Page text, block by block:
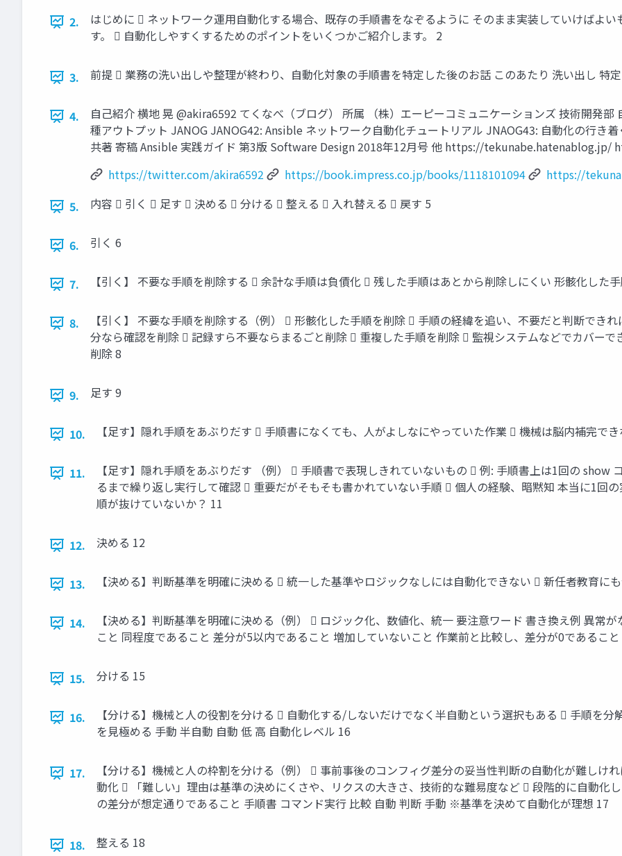
2.
はじめに  ネットワーク運用自動化する場合、既存の手順書をなぞるように そのまま実装していけばよ
す。  自動化しやすくするためのポイントをいくつかご紹介します。 2
3. 前提  業務の洗い出しや整理が終わり、自動化対象の手順書を特定した後のお話 このあたり 洗い出し 特
4.
自己紹介 横地 晃 @akira6592 てくなべ（ブログ） 所属 （株）エーピーコミュニケーションズ 技術開発
種アウトプット JANOG JANOG42: Ansible ネットワーク自動化チュートリアル JNAOG43: 自動化の行き
共著 寄稿 Ansible 実践ガイド 第3版 Software Design 2018年12月号 他 https://
https://twitter.com/akira6592
https://book.impress.co.jp/books/1118101094
https://
5.
内容  引く  足す  決める  分ける  整える  入れ替える  戻す 5
6. 引く 6
7. 【引く】 不要な手順を削除する  余計な手順は負債化  残した手順はあとから削除しにくい 形骸化した
8.
【引く】 不要な手順を削除する（例）  形骸化した手順を削除  手順の経緯を追い、不要だと判断でき
分なら確認を削除  記録すら不要ならまるごと削除  重複した手順を削除  監視システムなどでカバー
削除 8
9. 足す 9
10. 【足す】隠れ手順をあぶりだす  手順書になくても、人がよしなにやっていた作業  機械は脳内補完で
11.
【足す】隠れ手順をあぶりだす （例）  手順書で表現しきれていないもの  例: 手順書上は1回の show
るまで繰り返し実行して確認  重要だがそもそも書かれていない手順  個人の経験、暗黙知 本当に1回
順が抜けていないか？ 11
12. 決める 12
13. 【決める】判断基準を明確に決める  統一した基準やロジックなしには自動化できない  新任者教育
14.
【決める】判断基準を明確に決める（例）  ロジック化、数値化、統一 要注意ワード 書き換え例 異常
こと 同程度であること 差分が5以内であること 増加していないこと 作業前と比較し、差分が0であるこ
15. 分ける 15
16.
【分ける】機械と人の役割を分ける  自動化する/しないだけでなく半自動という選択もある  手順を
を見極める 手動 半自動 自動 低 高 自動化レベル 16
17.
【分ける】機械と人の枠割を分ける（例）  事前事後のコンフィグ差分の妥当性判断の自動化が難しけ
動化  「難しい」理由は基準の決めにくさや、リクスの大きさ、技術的な難易度など  段階的に自動化
の差分が想定通りであること 手順書 コマンド実行 比較 自動 判断 手動 ※基準を決めて自動化が理想 17
18. 整える 18